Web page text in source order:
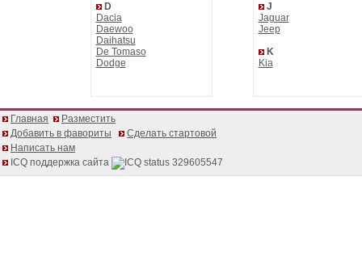
D
Dacia
Daewoo
Daihatsu
De Tomaso
Dodge
J
Jaguar
Jeep
K
Kia
Главная
Разместить
Добавить в фавориты
Сделать стартовой
Написать нам
ICQ поддержка сайта
329605547